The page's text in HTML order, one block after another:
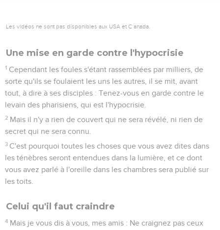
Les vidéos ne sont pas disponibles aux USA et C anada.
Une mise en garde contre l'hypocrisie
1 Cependant les foules s'étant rassemblées par milliers, de
sorte qu'ils se foulaient les uns les autres, il se mit, avant
tout, à dire à ses disciples : Tenez-vous en garde contre le
levain des pharisiens, qui est l'hypocrisie.
2 Mais il n'y a rien de couvert qui ne sera révélé, ni rien de
secret qui ne sera connu.
3 C'est pourquoi toutes les choses que vous avez dites dans
les ténèbres seront entendues dans la lumière, et ce dont
vous avez parlé à l'oreille dans les chambres sera publié sur
les toits.
Celui qu'il faut craindre
4 Mais je vous dis à vous, mes amis : Ne craignez pas ceux